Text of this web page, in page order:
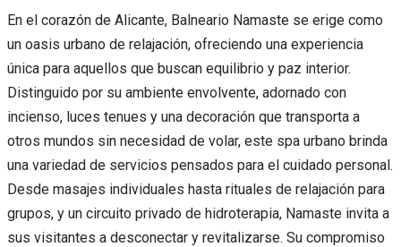
En el corazón de Alicante, Balneario Namaste se erige como
un oasis urbano de relajación, ofreciendo una experiencia
única para aquellos que buscan equilibrio y paz interior.
Distinguido por su ambiente envolvente, adornado con
incienso, luces tenues y una decoración que transporta a
otros mundos sin necesidad de volar, este spa urbano brinda
una variedad de servicios pensados para el cuidado personal.
Desde masajes individuales hasta rituales de relajación para
grupos, y un circuito privado de hidroterapia, Namaste invita a
sus visitantes a desconectar y revitalizarse. Su compromiso